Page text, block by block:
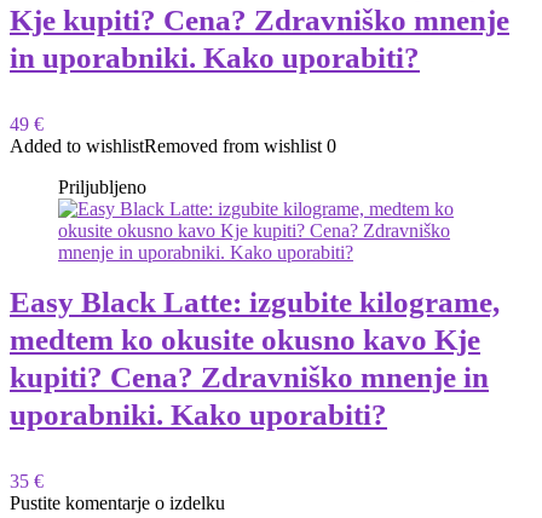
Kje kupiti? Cena? Zdravniško mnenje
in uporabniki. Kako uporabiti?
49 €
Added to wishlistRemoved from wishlist 0
Priljubljeno
Easy Black Latte: izgubite kilograme,
medtem ko okusite okusno kavo Kje
kupiti? Cena? Zdravniško mnenje in
uporabniki. Kako uporabiti?
35 €
Pustite komentarje o izdelku